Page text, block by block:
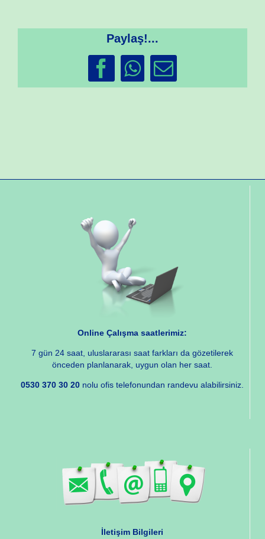
Paylaş!...
Facebook
WhatsApp
Email
Online Çalışma saatlerimiz:
7 gün 24 saat, uluslararası saat farkları da gözetilerek
önceden planlanarak, uygun olan her saat.
0530 370 30 20 nolu ofis telefonundan randevu alabilirsiniz.
İletişim Bilgileri